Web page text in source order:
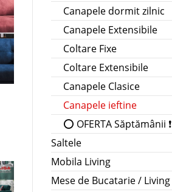
Canapele dormit zilnic
Canapele Extensibile
Coltare Fixe
Coltare Extensibile
Canapele Clasice
Canapele ieftine
⭕ OFERTA Săptămânii ❗
Saltele
Mobila Living
Mese de Bucatarie / Living